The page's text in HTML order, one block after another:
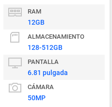
RAM
12GB
ALMACENAMIENTO
128-512GB
PANTALLA
6.81 pulgada
CÁMARA
50MP